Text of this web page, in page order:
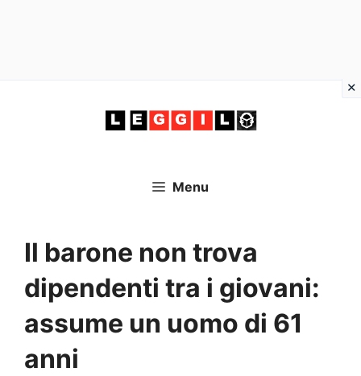
Menu
Il barone non trova
dipendenti tra i giovani:
assume un uomo di 61
anni